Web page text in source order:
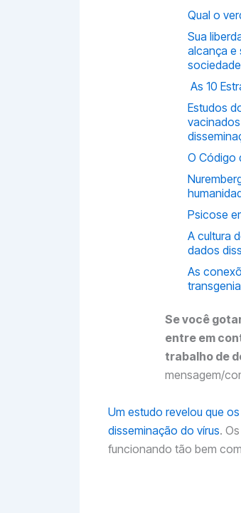
Qual o
Sua
alcança e
sociedade
As 10
Estudos
O Código
Psicose
A cultura
dados
As
Se você
entre em
trabalho de
mensagem/
Um estudo revelou que
disseminação do vírus.
funcionando tão bem